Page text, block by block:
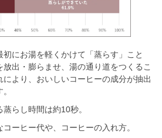
にお湯を軽くかけて「蒸らす」こと
出・膨らませ、湯の通り道をつくるこ
により、おいしいコーヒーの成分が抽出
らし時間は約10秒。
ーヒー代や、コーヒーの入れ方。